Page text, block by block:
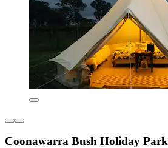
Coonawarra Bush Holiday Park